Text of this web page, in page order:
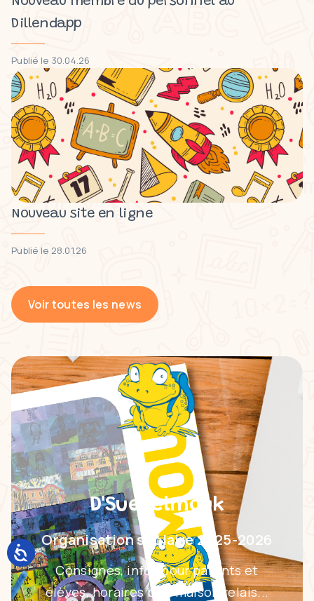
Dillendapp
Publié le 30.04.26
Nouveau site en ligne
Publié le 28.01.26
Voir toutes les news
D'Suebelmouk
Organisation scolaire 2025-2026
Consignes, infos pour parents et
élèves, horaires bus, maison relais...